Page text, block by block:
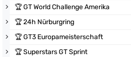
🏆GT World Challenge Amerika
🏆24h Nürburgring
🏆GT3 Europameisterschaft
🏆Superstars GT Sprint